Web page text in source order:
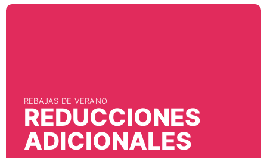
REBAJAS DE VERANO
REDUCCIONES
ADICIONALES